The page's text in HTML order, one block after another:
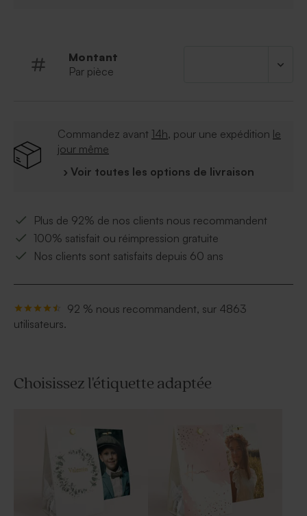
colorants
* Format : 1,5 x 1 cm
émulsifiant E322 E412 E414 E415, brillants E901 E903
E904, colorants E172
* Peut contenir des traces de noix, soja et lait.
Montant
Par pièce
Commandez avant 14h, pour une expédition le
jour même
› Voir toutes les options de livraison
Plus de 92% de nos clients nous recommandent
100% satisfait ou réimpression gratuite
Nos clients sont satisfaits depuis 60 ans
92 % nous recommandent, sur 4863
utilisateurs.
Choisissez l'étiquette adaptée